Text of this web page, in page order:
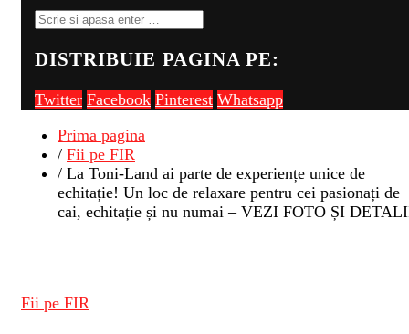
DISTRIBUIE PAGINA PE:
Twitter Facebook Pinterest Whatsapp
Prima pagina
/ Fii pe FIR
/ La Toni-Land ai parte de experiențe unice de
echitație! Un loc de relaxare pentru cei pasionați de
cai, echitație și nu numai – VEZI FOTO ȘI
Fii pe FIR